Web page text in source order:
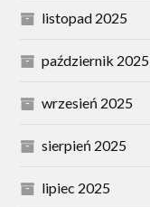
listopad 2025
październik 2025
wrzesień 2025
sierpień 2025
lipiec 2025